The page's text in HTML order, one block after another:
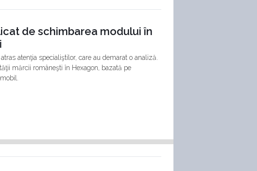
de schimbarea modului în
atenţia specialiştilor, care au demarat o analiză.
mărcii româneşti în Hexagon, bazată pe